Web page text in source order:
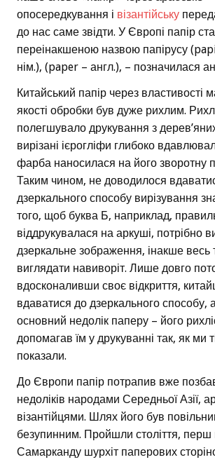
опосередкування і візантійську
до нас саме звідти. У Європі папір
переінакшеною назвою папірусу
нім.), (paper – англ.), – позначилася
Китайський папір через властивості
якості обробки був дуже рихлим.
полегшувало друкування з
вирізані ієрогліфи глибоко
фарба наносилася на його зворотну
Таким чином, не доводилося
дзеркального способу вирізування
того, щоб буква Б, наприклад,
віддрукувалася на аркуші, потрібно
дзеркальне зображення, інакше весь
виглядати навиворіт. Лише довго
вдосконаливши своє відкриття,
вдаватися до дзеркального способу,
основний недолік паперу – його
допомагав їм у друкуванні так, як ми
показали.
До Європи папір потрапив вже
недоліків народами Середньої Азії,
візантійцями. Шлях його був
безупинним. Пройшли століття, перш
Самарканду шурхіт паперових